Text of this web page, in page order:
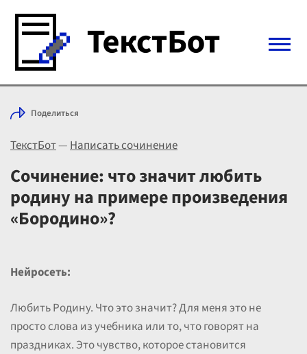
Войти с Telegram
Выбрать режим
Цены
Поделиться
ТекстБот—Написать сочинение
Сочинение: что значит любить
родину на примере произведения
«Бородино»?
Нейросеть:
Любить Родину. Что это значит? Для меня это не
просто слова из учебника или то, что говорят на
праздниках. Это чувство, которое становится